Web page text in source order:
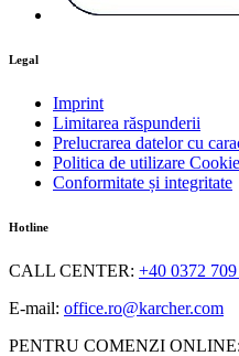
Legal
Imprint
Limitarea răspunderii
Prelucrarea datelor cu
Politica de utilizare
Conformitate și integritate
Hotline
CALL CENTER: +40 0372
E-mail: office.ro@karcher.com
PENTRU COMENZI ONLINE: